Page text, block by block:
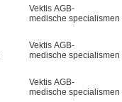
Vektis AGB-
medische specialismen
Vektis AGB-
medische specialismen
Vektis AGB-
medische specialismen